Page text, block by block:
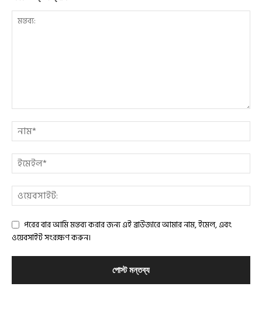
পরের বার আমি মন্তব্য করার জন্য এই ব্রাউজারে আমার নাম, ইমেল, এবং
ওয়েবসাইট সংরক্ষণ করুন।